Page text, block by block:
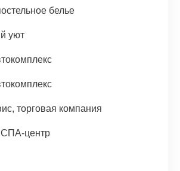
белье
уют
торговая компания
СПА-центр